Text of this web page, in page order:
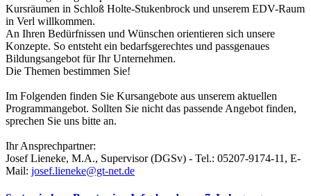
Kursräumen in Schloß Holte-Stukenbrock und unserem EDV-Raum
in Verl willkommen.
An Ihren Bedürfnissen und Wünschen orientieren sich unsere
Konzepte. So entsteht ein bedarfsgerechtes und passgenaues
Bildungsangebot für Ihr Unternehmen.
Die Themen bestimmen Sie!
Im Folgenden finden Sie Kursangebote aus unserem aktuellen
Programmangebot. Sollten Sie nicht das passende Angebot finden,
sprechen Sie uns bitte an.
Ihr Ansprechpartner:
Josef Lieneke, M.A., Supervisor (DGSv) - Tel.: 05207-9174-11, E-
Mail: josef.lieneke@gt-net.de